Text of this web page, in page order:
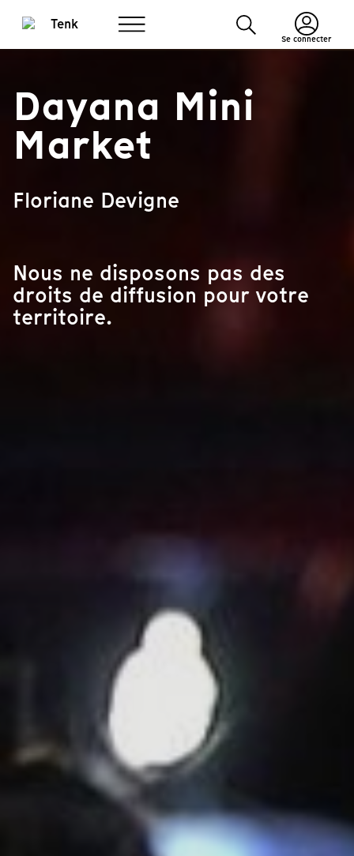
Se connecter
Dayana Mini
Market
Floriane Devigne
Nous ne disposons pas des
droits de diffusion pour votre
territoire.